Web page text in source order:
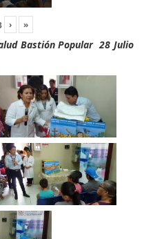
› »
Bastión Popular 28 Julio